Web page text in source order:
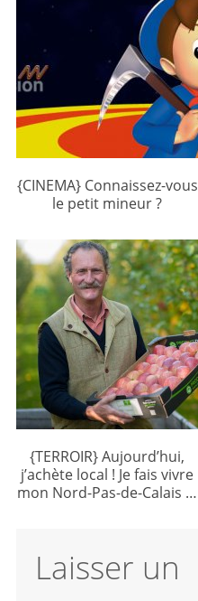
{CINEMA} Connaissez-vous
le petit mineur ?
{TERROIR} Aujourd’hui,
j’achète local ! Je fais vivre
mon Nord-Pas-de-Calais …
Laisser un